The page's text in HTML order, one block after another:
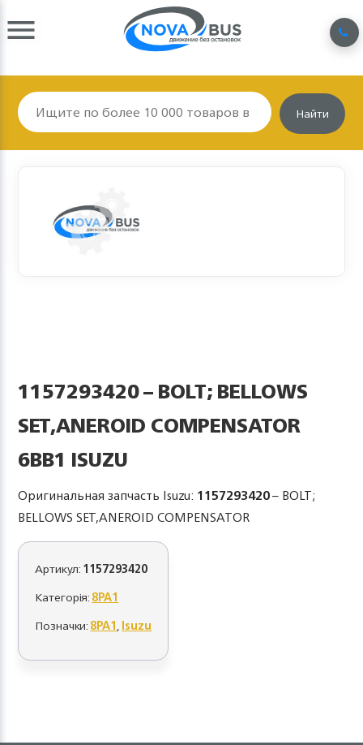
Найти
1157293420 – BOLT; BELLOWS
SET,ANEROID COMPENSATOR
6BB1 ISUZU
Оригинальная запчасть Isuzu: 1157293420– BOLT;
BELLOWS SET,ANEROID COMPENSATOR
Артикул:1157293420
Категорія:8PA1
Позначки:8PA1,Isuzu